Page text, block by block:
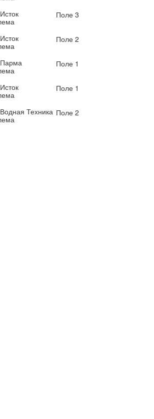
Исток
Поле 3
Исток
Поле 2
Парма
Поле 1
Исток
Поле 1
Водная Техника Поле 2